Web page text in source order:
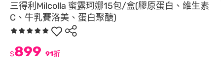
三得利Milcolla 蜜露珂娜15包/盒(膠原蛋白、維生素
C、牛乳賽洛美、蛋白聚醣)
$899 91折